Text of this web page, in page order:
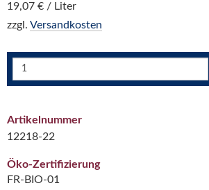
19,07 € / Liter
zzgl. Versandkosten
Artikelnummer
12218-22
Öko-Zertifizierung
FR-BIO-01